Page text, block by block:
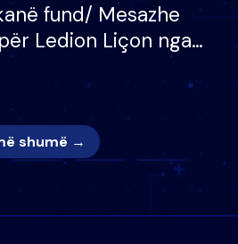
fund/ Mesazhe
Ledion Liçon nga
e tij, moderatori
lotët: Nuk meritoj…
shumë →